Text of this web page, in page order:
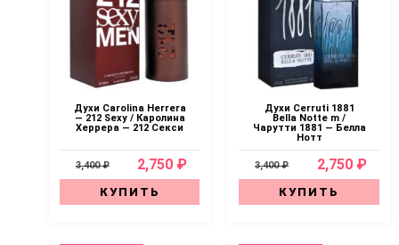
Духи Carolina Herrera
— 212 Sexy / Каролина
Херрера — 212 Секси
3,400 ₽ 2,750 ₽
КУПИТЬ
Духи Cerruti 1881
Bella Notte m /
Чарутти 1881 — Белла
Нотт
3,400 ₽ 2,750 ₽
КУПИТЬ